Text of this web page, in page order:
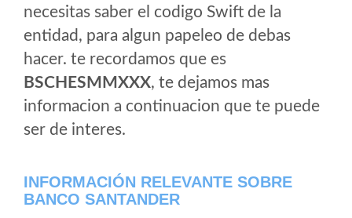
necesitas saber el codigo Swift de la
entidad, para algun papeleo de debas
hacer. te recordamos que es
BSCHESMMXXX, te dejamos mas
informacion a continuacion que te puede
ser de interes.
INFORMACIÓN RELEVANTE SOBRE
BANCO SANTANDER